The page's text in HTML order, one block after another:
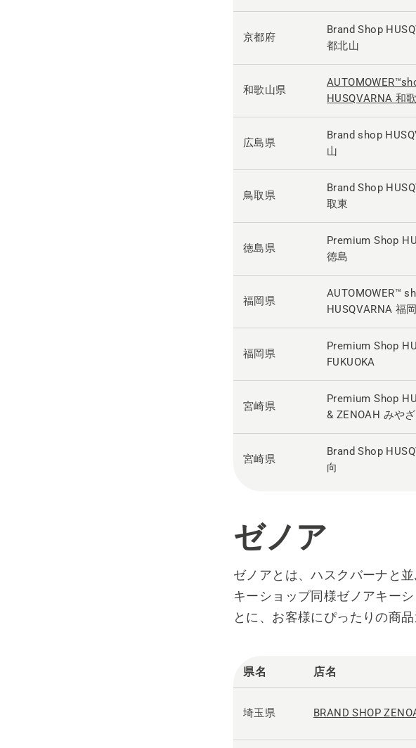
京都府
Brand Shop
都北山
和歌山県
HUSQVARNA 和
広島県
Brand shop
山
鳥取県
Brand Shop
取東
徳島県
Premium Shop
徳島
福岡県
AUTOMOWER™
HUSQVARNA 福
福岡県
Premium Shop
FUKUOKA
宮崎県
Premium Shop
& ZENOAH みや
宮崎県
Brand Shop
向
ゼノア
ゼノアとは、ハスクバーナと
キーショップ同様ゼノアキー
とに、お客様にぴったりの商
県名 店名
埼玉県 BRAND SHOP